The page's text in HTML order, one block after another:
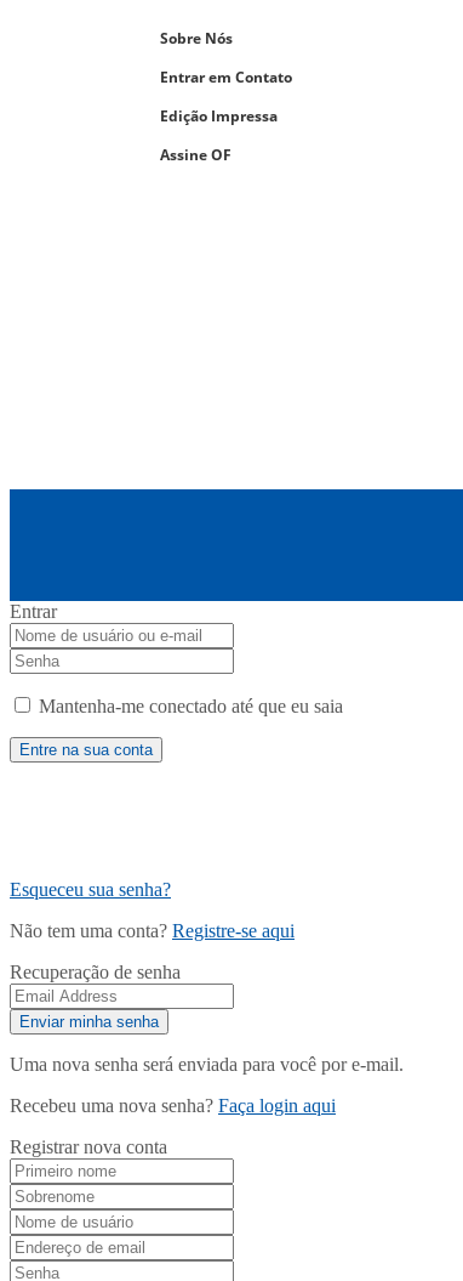
Sobre Nós
Entrar em Contato
Edição Impressa
Assine OF
Entrar
Mantenha-me conectado até que eu saia
Esqueceu sua senha?
Não tem uma conta? Registre-se aqui
Recuperação de senha
Uma nova senha será enviada para você por e-mail.
Recebeu uma nova senha? Faça login aqui
Registrar nova conta